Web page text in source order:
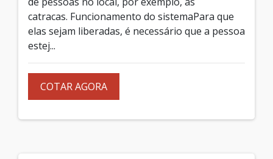
catracas. Funcionamento do sistemaPara que
elas sejam liberadas, é necessário que a pessoa
estej...
COTAR AGORA